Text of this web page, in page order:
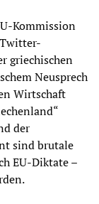
Kommission
griechischen
Neusprech
Wirtschaft
der
sind brutale
EU-Diktate –